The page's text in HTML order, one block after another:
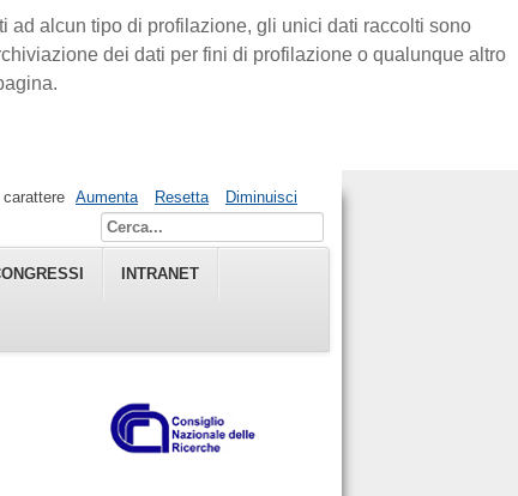
alcun tipo di profilazione, gli unici dati raccolti sono
dei dati per fini di profilazione o qualunque altro
INTRANET
carattere Aumenta Resetta Diminuisci